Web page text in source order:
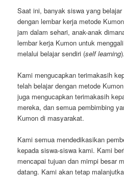
Saat ini, banyak siswa yang
dengan lembar kerja metode
jam dalam sehari, anak-anak
lembar kerja Kumon untuk
melalui belajar sendiri (self learning).
Kami mengucapkan terimakasih
telah belajar dengan metode
juga mengucapkan terimakasih
mereka, dan semua pembimbing
Kumon di masyarakat.
Kami semua mendedikasikan
kepada siswa-siswa kami. Kami
mencapai tujuan dan mimpi besar
datang. Kami akan tetap